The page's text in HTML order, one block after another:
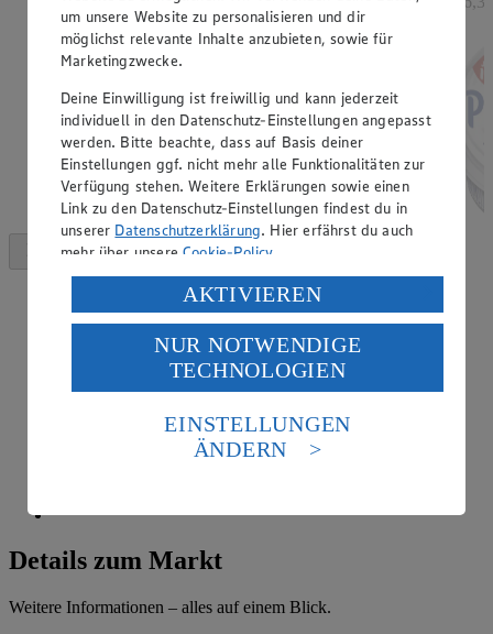
Details zum Markt
Weitere Informationen – alles auf einem Blick.
um unsere Website zu personalisieren und dir
möglichst relevante Inhalte anzubieten, sowie für
Marketingzwecke.
Deine Einwilligung ist freiwillig und kann jederzeit
individuell in den Datenschutz-Einstellungen angepasst
werden. Bitte beachte, dass auf Basis deiner
Einstellungen ggf. nicht mehr alle Funktionalitäten zur
Verfügung stehen. Weitere Erklärungen sowie einen
Link zu den Datenschutz-Einstellungen findest du in
unserer Datenschutzerklärung. Hier erfährst du auch
mehr über unsereCookie-Policy.
Verarbeitung deiner personenbezogenen Daten in den
USA durch Facebook und YouTube:
Wenn du auf „Aktivieren“ klickst, willigst du im Sinne
des Art. 49 Abs. 1 Satz 1 lit. a) DSGVO ein, dass deine
Daten in den USA verarbeitet werden. Der EuGH sieht
die USA als Land mit einem nach europäischen
Standards nicht angemessenen Datenschutzniveau an.
Es besteht das Risiko eines Zugriffs durch US-
Informationen zum Herausgeber der Seite findest du
AKTIVIEREN
NUR NOTWENDIGE
TECHNOLOGIEN
EINSTELLUNGEN
ÄNDERN